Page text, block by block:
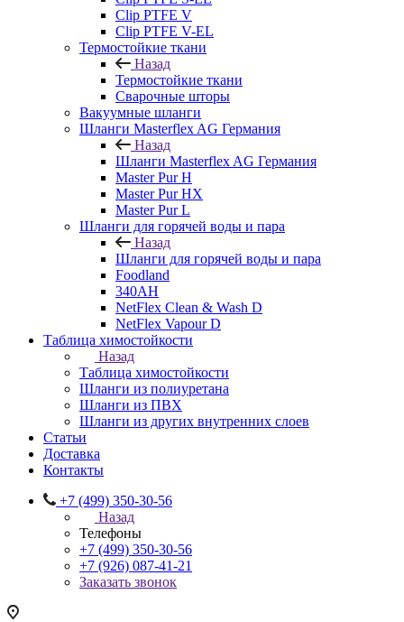
Clip PTFE V
Clip PTFE V-EL
Термостойкие ткани
Назад
Термостойкие ткани
Сварочные шторы
Вакуумные шланги
Шланги Masterflex AG Германия
Назад
Шланги Masterflex AG Германия
Master Pur H
Master Pur HX
Master Pur L
Шланги для горячей воды и пара
Назад
Шланги для горячей воды и пара
Foodland
340AH
NetFlex Clean & Wash D
NetFlex Vapour D
Таблица химостойкости
Назад
Таблица химостойкости
Шланги из полиуретана
Шланги из ПВХ
Шланги из других внутренних слоев
Статьи
Доставка
Контакты
+7 (499) 350-30-56
Назад
Телефоны
+7 (499) 350-30-56
+7 (926) 087-41-21
Заказать звонок